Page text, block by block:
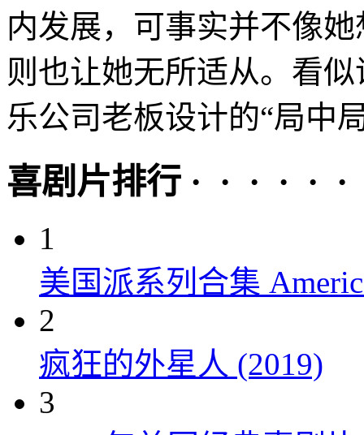
内发展，可事实并不像
则也让她无所适从。看
乐公司老板设计的“局
喜剧片排行 · · · · · ·
1
美国派系列合集
2
疯狂的外星人 (2019)
3